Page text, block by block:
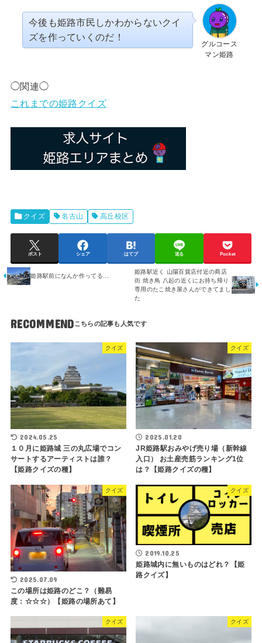
グルコース
マン姫路
今後も姫路市民しかわからないクイ
ズを作っていくのだ！
◯関連◯
これまでの姫路クイズ
クイズ 名古山 高丘校区
ポスト シェア はてブ 送る Pocket
姫路駅前になんか作ってる...
姫路駅近く 山陽百貨店付近の商店
街 焼き鳥 八起の近くにお持ち帰り
専用のたこ焼き屋さんができてまし
た
RECOMMEND
クイズ
2024.05.25
１０月に姫路城 三の丸広場でコン
サートするアーティストは誰？
【姫路クイズの種】
クイズ
2025.01.20
JR姫路駅おみやげ売り場（新幹線
入口） お土産売筋ランキング1位
は？【姫路クイズの種】
クイズ
2025.07.09
この場所は姫路のどこ？（難易
度：☆☆☆）【姫路の場所あて】
クイズ
2019.10.25
姫路城内に無いものはどれ？【姫
路クイズ】
クイズ クイズ